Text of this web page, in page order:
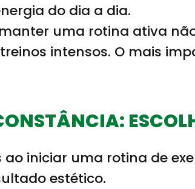
do dia a dia.
uma rotina ativa
intensos. O mais
ao iniciar uma rotina de
estético.